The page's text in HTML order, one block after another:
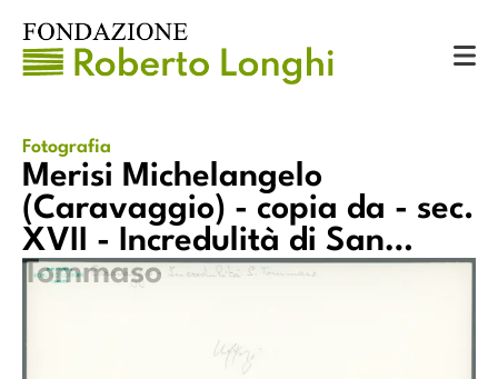
Merisi Michelangelo (Caravaggio) - copia da - sec. XVII -
Incredulità di San Tommaso
Merisi Michelangelo
(Caravaggio) - copia da - sec.
XVII - Incredulità di San
Tommaso
Fotografia